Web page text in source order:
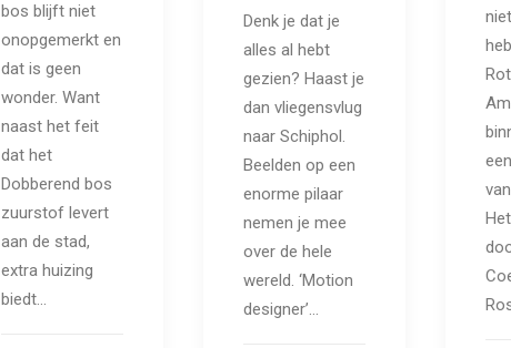
bos blijft niet
onopgemerkt en
dat is geen
wonder. Want
naast het feit
dat het
Dobberend bos
zuurstof levert
aan de stad,
extra huizing
biedt…
Denk je dat je
alles al hebt
gezien? Haast je
dan vliegensvlug
naar Schiphol.
Beelden op een
enorme pilaar
nemen je mee
over de hele
wereld. ‘Motion
designer’…